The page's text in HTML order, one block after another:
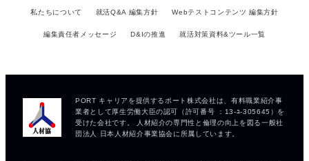
私たちについて 就活Q&A 編集方針 Webテストコンテンツ 編集方針
編集責任者メッセージ D&Iの推進 就活対策資料&ツール一覧